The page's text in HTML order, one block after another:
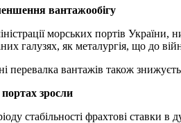
вантажообігу
морських портів
галузях, як металургія, що до
перевалка вантажів також
зросли
стабільності фрахтові ставки